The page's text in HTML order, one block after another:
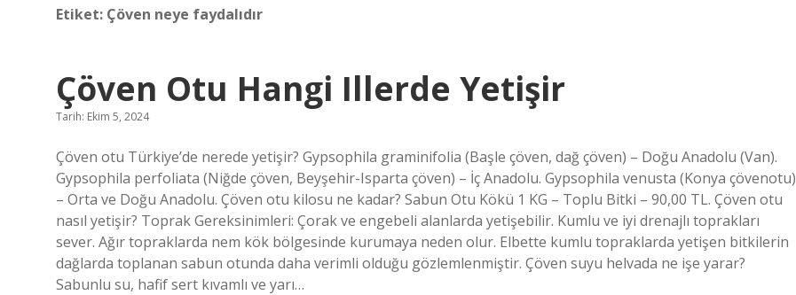
Etiket: Çöven neye faydalıdır
Çöven Otu Hangi Illerde Yetişir
Tarih: Ekim 5, 2024
Çöven otu Türkiye’de nerede yetişir? Gypsophila graminifolia (Başle çöven, dağ çöven) – Doğu Anadolu (Van).
Gypsophila perfoliata (Niğde çöven, Beyşehir-Isparta çöven) – İç Anadolu. Gypsophila venusta (Konya çövenotu)
– Orta ve Doğu Anadolu. Çöven otu kilosu ne kadar? Sabun Otu Kökü 1 KG – Toplu Bitki – 90,00 TL. Çöven otu
nasıl yetişir? Toprak Gereksinimleri: Çorak ve engebeli alanlarda yetişebilir. Kumlu ve iyi drenajlı toprakları
sever. Ağır topraklarda nem kök bölgesinde kurumaya neden olur. Elbette kumlu topraklarda yetişen bitkilerin
dağlarda toplanan sabun otunda daha verimli olduğu gözlemlenmiştir. Çöven suyu helvada ne işe yarar?
Sabunlu su, hafif sert kıvamlı ve yarı…